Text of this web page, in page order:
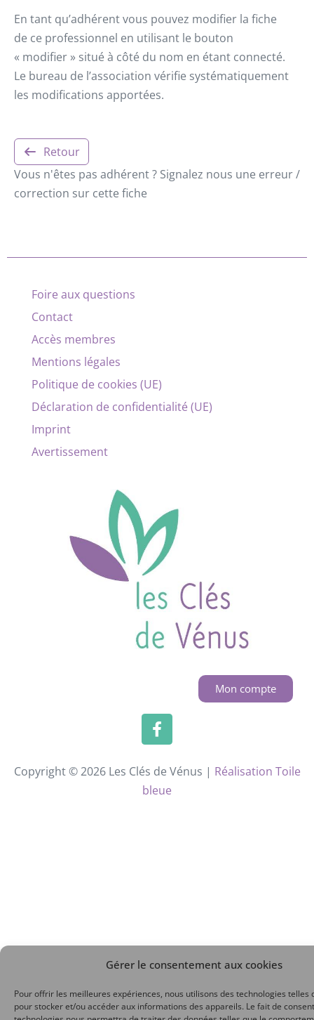
Gérer le consentement aux cookies
Pour offrir les meilleures expériences, nous utilisons des technologies telles
pour stocker et/ou accéder aux informations des appareils. Le fait de
En tant qu’adhérent vous pouvez modifier la fiche
de ce professionnel en utilisant le bouton
« modifier » situé à côté du nom en étant connecté.
Le bureau de l’association vérifie systématiquement
les modifications apportées.
Retour
Vous n'êtes pas adhérent ? Signalez nous une erreur /
correction sur cette fiche
Foire aux questions
Contact
Accès membres
Mentions légales
Politique de cookies (UE)
Déclaration de confidentialité (UE)
Imprint
Avertissement
Mon compte
Copyright © 2026 Les Clés de Vénus | Réalisation Toile
bleue